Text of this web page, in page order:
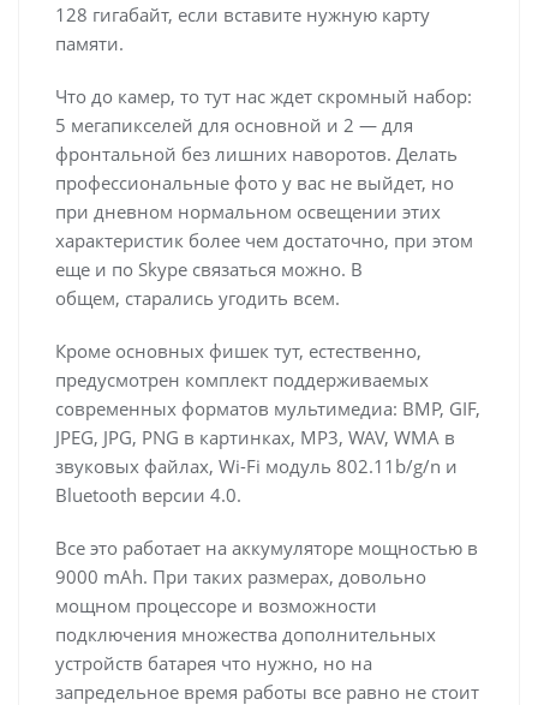
128 гигабайт, если вставите нужную карту
памяти.
Что до камер, то тут нас ждет скромный набор:
5 мегапикселей для основной и 2 — для
фронтальной без лишних наворотов. Делать
професcиональные фото у вас не выйдет, но
при дневном нормальном освещении этих
характеристик более чем достаточно, при этом
еще и по Skype связаться можно. В
общем, старались угодить всем.
Кроме основных фишек тут, естественно,
предусмотрен комплект поддерживаемых
современных форматов мультимедиа: BMP, GIF,
JPEG, JPG, PNG в картинках, MP3, WAV, WMA в
звуковых файлах, Wi-Fi модуль 802.11b/g/n и
Bluetooth версии 4.0.
Все это работает на аккумуляторе мощностью в
9000 mAh. При таких размерах, довольно
мощном процессоре и возможности
подключения множества дополнительных
устройств батарея что нужно, но на
запредельное время работы все равно не стоит